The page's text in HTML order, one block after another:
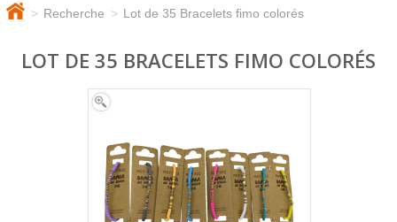
DESTOCKAGE
COLLIERS - LOTS EN DESTOCKAGE
CHAÎNES DE CHEVILLE
COLLIERS EN LOT
> Recherche > Lot de 35 Bracelets fimo colorés
LOT DE 35 BRACELETS FIMO COLORÉS